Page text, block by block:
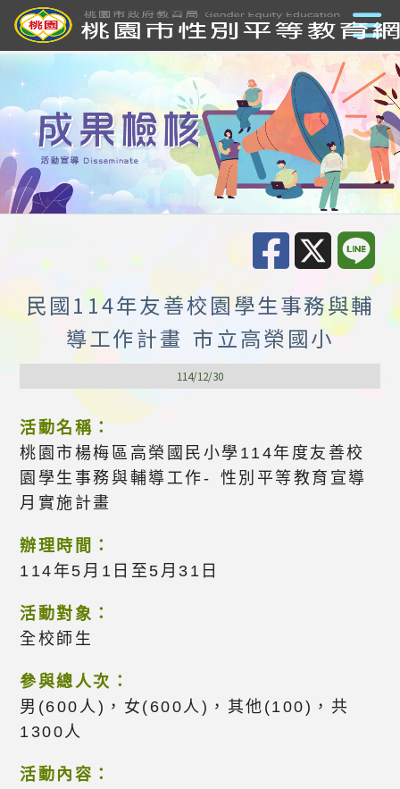
民國114年友善校園學生事務與輔
導工作計畫 市立高榮國小
114/12/30
活動名稱：
桃園市楊梅區高榮國民小學114年度友善校
園學生事務與輔導工作- 性別平等教育宣導
月實施計畫
辦理時間：
114年5月1日至5月31日
活動對象：
全校師生
參與總人次：
男(600人)，女(600人)，其他(100)，共
1300人
活動內容：